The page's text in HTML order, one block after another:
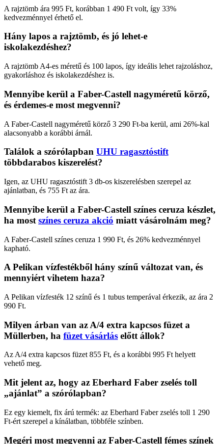
A rajztömb ára 995 Ft, korábban 1 490 Ft volt, így 33%
kedvezménnyel érhető el.
Hány lapos a rajztömb, és jó lehet-e
iskolakezdéshez?
A rajztömb A4-es méretű és 100 lapos, így ideális lehet rajzoláshoz,
gyakorláshoz és iskolakezdéshez is.
Mennyibe kerül a Faber-Castell nagyméretű körző,
és érdemes-e most megvenni?
A Faber-Castell nagyméretű körző 3 290 Ft-ba kerül, ami 26%-kal
alacsonyabb a korábbi árnál.
Találok a szórólapban UHU ragasztóstift
többdarabos kiszerelést?
Igen, az UHU ragasztóstift 3 db-os kiszerelésben szerepel az
ajánlatban, és 755 Ft az ára.
Mennyibe kerül a Faber-Castell színes ceruza készlet,
ha most színes ceruza akció miatt vásárolnám meg?
A Faber-Castell színes ceruza 1 990 Ft, és 26% kedvezménnyel
kapható.
A Pelikan vízfestékből hány színű változat van, és
mennyiért vihetem haza?
A Pelikan vízfesték 12 színű és 1 tubus temperával érkezik, az ára 2
990 Ft.
Milyen árban van az A/4 extra kapcsos füzet a
Müllerben, ha füzet vásárlás előtt állok?
Az A/4 extra kapcsos füzet 855 Ft, és a korábbi 995 Ft helyett
vehető meg.
Mit jelent az, hogy az Eberhard Faber zselés toll
„ajánlat” a szórólapban?
Ez egy kiemelt, fix árú termék: az Eberhard Faber zselés toll 1 290
Ft-ért szerepel a kínálatban, többféle színben.
Megéri most megvenni az Faber-Castell fémes színek